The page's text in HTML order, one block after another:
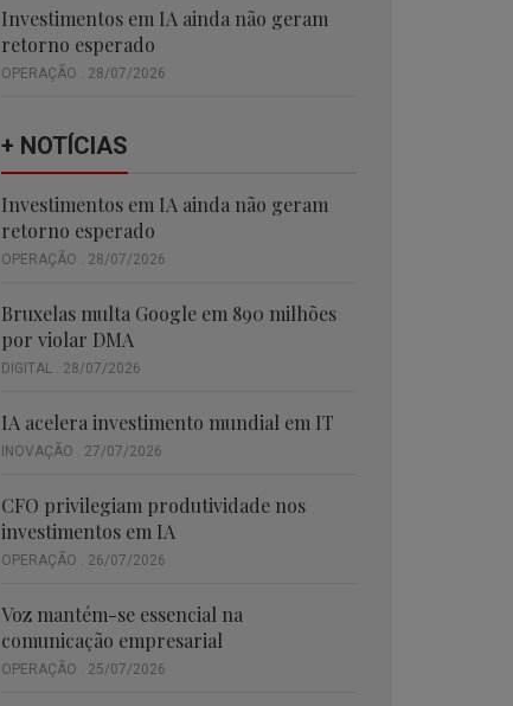
Investimentos em IA ainda não geram
retorno esperado
OPERAÇÃO . 28/07/2026
+ NOTÍCIAS
Investimentos em IA ainda não geram
retorno esperado
OPERAÇÃO . 28/07/2026
Bruxelas multa Google em 890 milhões
por violar DMA
DIGITAL . 28/07/2026
IA acelera investimento mundial em IT
INOVAÇÃO . 27/07/2026
CFO privilegiam produtividade nos
investimentos em IA
OPERAÇÃO . 26/07/2026
Voz mantém-se essencial na
comunicação empresarial
OPERAÇÃO . 25/07/2026